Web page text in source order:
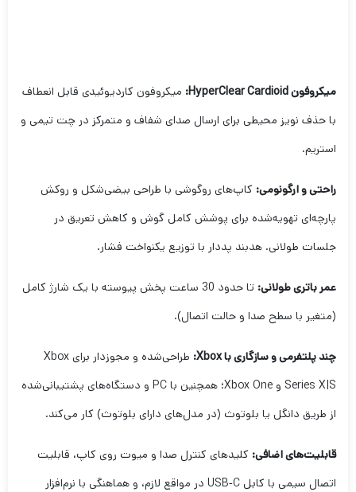
میکروفون HyperClear Cardioid:
میکروفون کاردیوئیدی قابل انعطاف
با حذف نویز محیطی برای ارسال صدای شفاف و متمرکز در چت تیمی و
استریم.
راحتی و ارگونومی: کاپ‌های روگوشی با طراحی بیضی‌شکل و روکش
پارچه‌ای تهویه‌شده برای پوشش کامل گوش و کاهش تعریق در
جلسات طولانی. هدبند پددار با توزیع یکنواخت فشار.
عمر باتری طولانی:
تا حدود 30 ساعت پخش پیوسته با یک شارژ کامل
(متغیر با سطح صدا و حالت اتصال).
چند پلتفرمی و سازگاری با Xbox:
طراحی‌شده و مجوزدار برای Xbox
Series X|S و Xbox One؛ همچنین با PC و دستگاه‌های پشتیبانی‌شده
از طریق دانگل یا بلوتوث (در مدل‌های دارای بلوتوث) کار می‌کند.
قابلیت‌های اضافی: کلیدهای کنترل صدا و میوت روی کاپ، قابلیت
اتصال سیمی با کابل USB‑C در مواقع لازم، و هماهنگی با نرم‌افزار